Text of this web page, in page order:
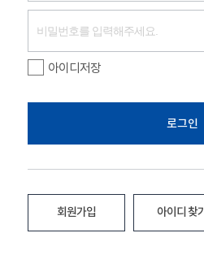
아이디저장
로그인
회원가입 아이디 찾기